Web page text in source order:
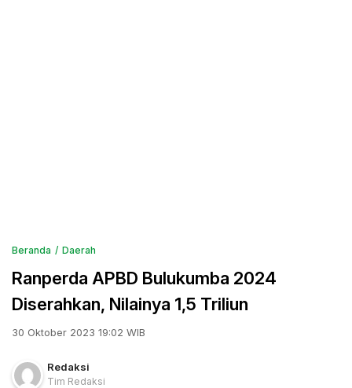
Beranda Daerah
Ranperda APBD Bulukumba 2024
Diserahkan, Nilainya 1,5 Triliun
30 Oktober 2023 19:02 WIB
Redaksi
Tim Redaksi